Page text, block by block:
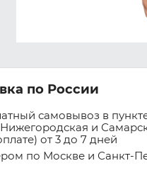
по России
самовывоз в
и
от 3 до 7 дней
по Москве и Санкт-